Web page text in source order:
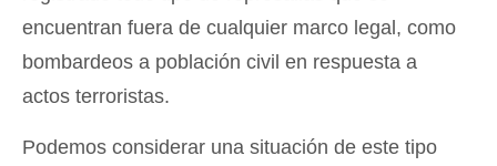
encuentran fuera de cualquier marco legal, como
bombardeos a población civil en respuesta a
actos terroristas.
Podemos considerar una situación de este tipo